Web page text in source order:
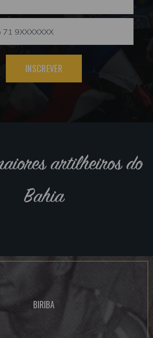
INSCREVER
artilheiros do
Bahia
BIRIBA